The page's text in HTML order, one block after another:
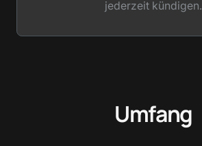
jederzeit kündigen.
Umfang